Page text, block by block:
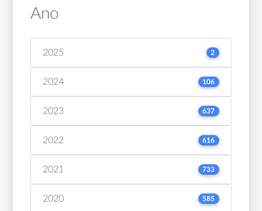
Ano
2025 2
2024 106
2023 637
2022 616
2021 733
2020 585